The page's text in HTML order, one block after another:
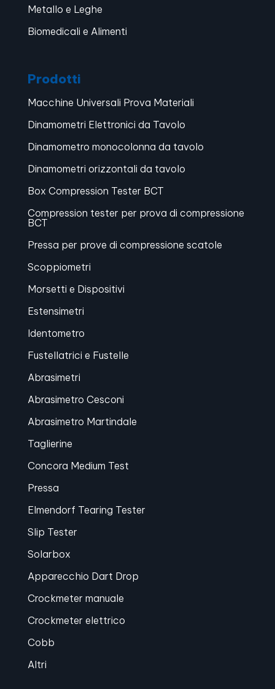
Metallo e Leghe
Biomedicali e Alimenti
Prodotti
Macchine Universali Prova Materiali
Dinamometri Elettronici da Tavolo
Dinamometro monocolonna da tavolo
Dinamometri orizzontali da tavolo
Box Compression Tester BCT
Compression tester per prova di compressione
BCT
Pressa per prove di compressione scatole
Scoppiometri
Morsetti e Dispositivi
Estensimetri
Identometro
Fustellatrici e Fustelle
Abrasimetri
Abrasimetro Cesconi
Abrasimetro Martindale
Taglierine
Concora Medium Test
Pressa
Elmendorf Tearing Tester
Slip Tester
Solarbox
Apparecchio Dart Drop
Crockmeter manuale
Crockmeter elettrico
Cobb
Altri